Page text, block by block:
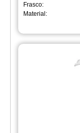
Frasco:
Material: